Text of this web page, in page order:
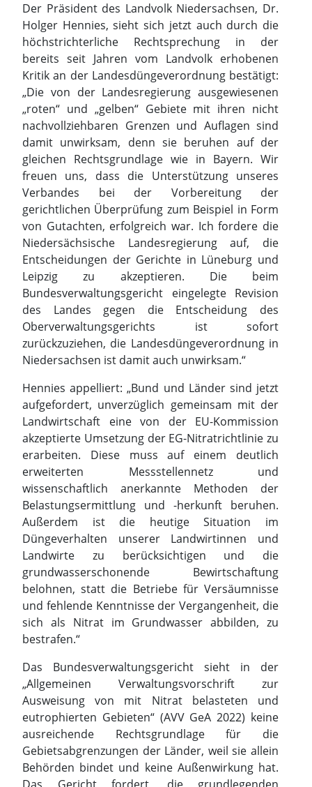
Der Präsident des Landvolk Niedersachsen, Dr.
Holger Hennies, sieht sich jetzt auch durch die
höchstrichterliche Rechtsprechung in der
bereits seit Jahren vom Landvolk erhobenen
Kritik an der Landesdüngeverordnung bestätigt:
„Die von der Landesregierung ausgewiesenen
„roten“ und „gelben“ Gebiete mit ihren nicht
nachvollziehbaren Grenzen und Auflagen sind
damit unwirksam, denn sie beruhen auf der
gleichen Rechtsgrundlage wie in Bayern. Wir
freuen uns, dass die Unterstützung unseres
Verbandes bei der Vorbereitung der
gerichtlichen Überprüfung zum Beispiel in Form
von Gutachten, erfolgreich war. Ich fordere die
Niedersächsische Landesregierung auf, die
Entscheidungen der Gerichte in Lüneburg und
Leipzig zu akzeptieren. Die beim
Bundesverwaltungsgericht eingelegte Revision
des Landes gegen die Entscheidung des
Oberverwaltungsgerichts ist sofort
zurückzuziehen, die Landesdüngeverordnung in
Niedersachsen ist damit auch unwirksam.“
Hennies appelliert: „Bund und Länder sind jetzt
aufgefordert, unverzüglich gemeinsam mit der
Landwirtschaft eine von der EU-Kommission
akzeptierte Umsetzung der EG-Nitratrichtlinie zu
erarbeiten. Diese muss auf einem deutlich
erweiterten Messstellennetz und
wissenschaftlich anerkannte Methoden der
Belastungsermittlung und -herkunft beruhen.
Außerdem ist die heutige Situation im
Düngeverhalten unserer Landwirtinnen und
Landwirte zu berücksichtigen und die
grundwasserschonende Bewirtschaftung
belohnen, statt die Betriebe für Versäumnisse
und fehlende Kenntnisse der Vergangenheit, die
sich als Nitrat im Grundwasser abbilden, zu
bestrafen.“
Das Bundesverwaltungsgericht sieht in der
„Allgemeinen Verwaltungsvorschrift zur
Ausweisung von mit Nitrat belasteten und
eutrophierten Gebieten“ (AVV GeA 2022) keine
ausreichende Rechtsgrundlage für die
Gebietsabgrenzungen der Länder, weil sie allein
Behörden bindet und keine Außenwirkung hat.